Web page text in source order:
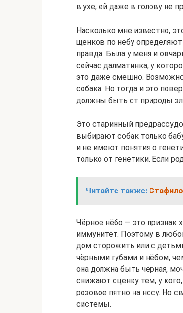
в ухе, ей даже в голову не
Насколько мне известно,
щенков по нёбу
правда. Была у меня и
сейчас далматинка, у
это даже смешно. Возможно
собака. Но тогда и это
должны быть от природы
Это старинный
выбирают собак только
и не имеют понятия о
только от генетики. Если
Читайте также:
Чёрное нёбо — это признак
иммунитет. Поэтому в
дом сторожить или с
чёрными губами и нёбом,
она должна быть чёрная,
снижают оценку тем, у
розовое пятно на носу. Но
системы.